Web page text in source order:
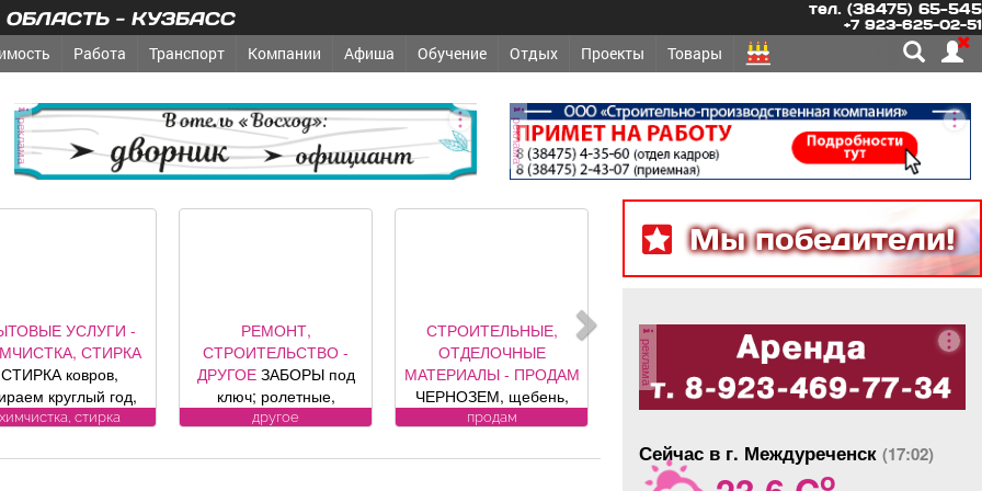
- КУЗБАСС тел. (38475) 65-545
+7 923-625-02-51
Работа Транспорт Компании Афиша Обучение Отдых Проекты Товары
реклама реклама
УСЛУГИ -
СТИРКА
СТИРКА ковров,
круглый год,
и привезем
скидка
химчистка, стирка
РЕМОНТ,
СТРОИТЕЛЬСТВО -
ДРУГОЕЗАБОРЫ под
ключ; ролетные,
секционные ворота (от
представителя
другое
СТРОИТЕЛЬНЫЕ,
ОТДЕЛОЧНЫЕ
МАТЕРИАЛЫ - ПРОДАМ
ЧЕРНОЗЕМ, щебень,
песок, уголь, торф,
другие под заказ,
продам
Мы победители!
реклама
Сейчас в г. Междуреченск (17:02)
o